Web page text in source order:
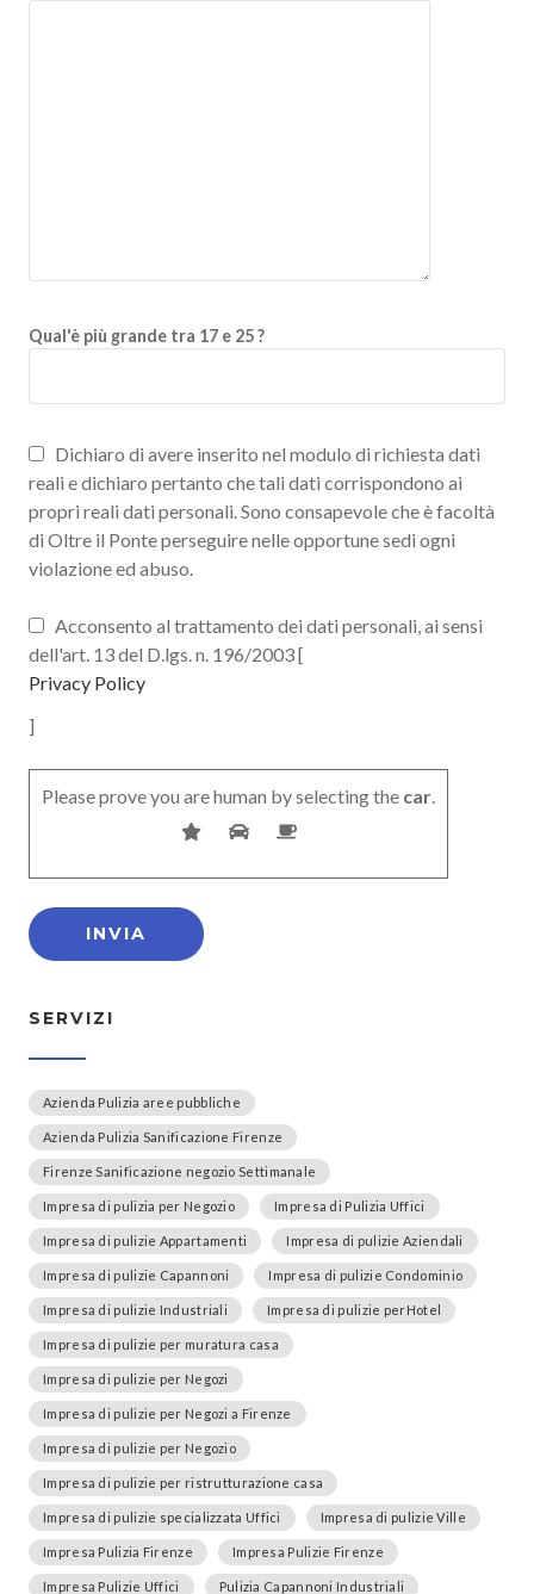
Qual'è più grande tra 17 e 25 ?
Dichiaro di avere inserito nel modulo di richiesta dati
reali e dichiaro pertanto che tali dati corrispondono ai
propri reali dati personali. Sono consapevole che è facoltà
di Oltre il Ponte perseguire nelle opportune sedi ogni
violazione ed abuso.
Acconsento al trattamento dei dati personali, ai sensi
dell'art. 13 del D.lgs. n. 196/2003 [
Privacy Policy
]
Please prove you are human by selecting the car.
SERVIZI
Azienda Pulizia aree pubbliche
Azienda Pulizia Sanificazione Firenze
Firenze Sanificazione negozio Settimanale
Impresa di pulizia per Negozio Impresa di Pulizia Uffici
Impresa di pulizie Appartamenti Impresa di pulizie Aziendali
Impresa di pulizie Capannoni Impresa di pulizie Condominio
Impresa di pulizie Industriali Impresa di pulizie perHotel
Impresa di pulizie per muratura casa
Impresa di pulizie per Negozi
Impresa di pulizie per Negozi a Firenze
Impresa di pulizie per Negozio
Impresa di pulizie per ristrutturazione casa
Impresa di pulizie specializzata Uffici Impresa di pulizie Ville
Impresa Pulizia Firenze Impresa Pulizie Firenze
Impresa Pulizie Uffici Pulizia Capannoni Industriali